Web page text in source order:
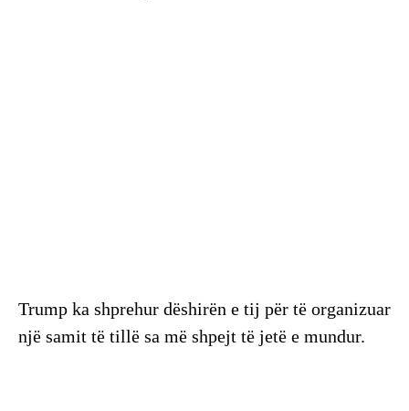
Trump ka shprehur dëshirën e tij për të organizuar
një samit të tillë sa më shpejt të jetë e mundur.